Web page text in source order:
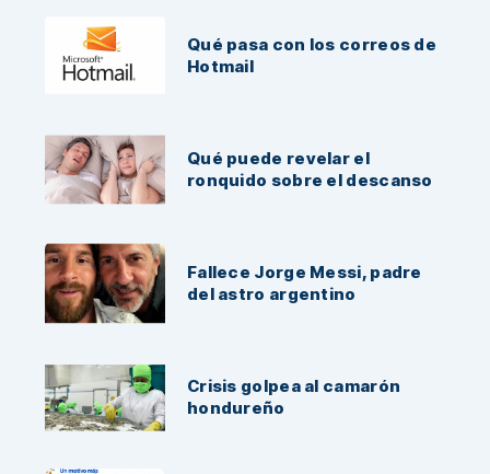
Qué pasa con los correos de
Hotmail
Qué puede revelar el
ronquido sobre el descanso
Fallece Jorge Messi, padre
del astro argentino
Crisis golpea al camarón
hondureño